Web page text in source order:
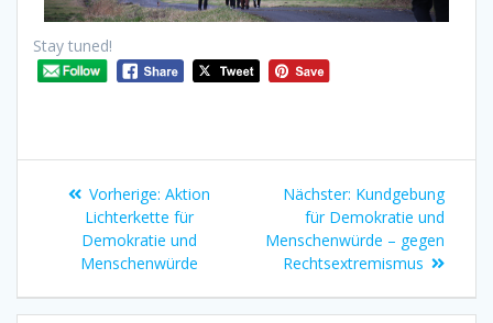
Stay tuned!
Vorherige: Aktion
Lichterkette für
Demokratie und
Menschenwürde
Nächster: Kundgebung
für Demokratie und
Menschenwürde – gegen
Rechtsextremismus